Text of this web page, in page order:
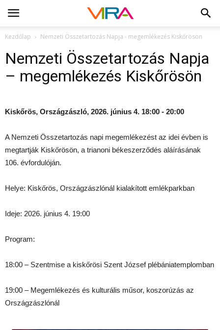
Kezdőlap Nemzeti Összetartozás Napja - megemlékezés Kiskőrösön
Nemzeti Összetartozás Napja
– megemlékezés Kiskőrösön
Kiskőrös, Országzászló, 2026. június 4. 18:00 - 20:00
A Nemzeti Összetartozás napi megemlékezést az idei évben is
megtartják Kiskőrösön, a trianoni békeszerződés aláírásának
106. évfordulóján.
Helye: Kiskőrös, Országzászlónál kialakított emlékparkban
Ideje: 2026. június 4. 19:00
Program:
18:00 – Szentmise a kiskőrösi Szent József plébániatemplomban
19:00 – Megemlékezés és kulturális műsor, koszorúzás az
Országzászlónál